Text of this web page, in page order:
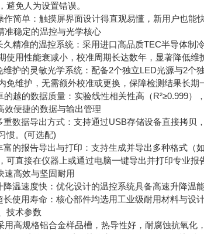
避免人为设置错误。
作简单：触摸屏界面设计得直观易懂，新用户也能
准稳定的温控与光学核心
久精准的温控系统：采用进口高品质TEC半导体制
使用性能衰减小，校准周期长达数年，显著降低维
维护的灵敏光学系统：配备2个独立LED光源与2个
免维护，无需额外校准或更换，保障检测结果长期
的越的数据质量：实验线性相关性高（R²≥0.999）
效便捷的数据与输出管理
重数据导出方式：支持通过USB存储设备直接拷贝
惯。(可选配)
富的报告导出与打印：支持生成并导出多种格式（
可直接在仪器上或通过电脑一键导出并打印专业报
速高效与坚固耐用
降温速度快：优化设计的温控系统具备高速升降温
长使用寿命：核心部件均选用工业级耐用材料与设
技术参数
用高规格铝合金样品槽，热导性好，耐腐蚀抗氧